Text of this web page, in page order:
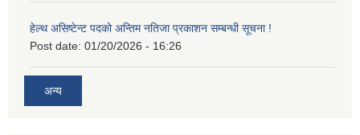
हेल्थ असिष्टेन्ट पदको अन्तिम नतिजा प्रकाशन सम्बन्धी सूचना !
Post date: 01/20/2026 - 16:26
अन्य